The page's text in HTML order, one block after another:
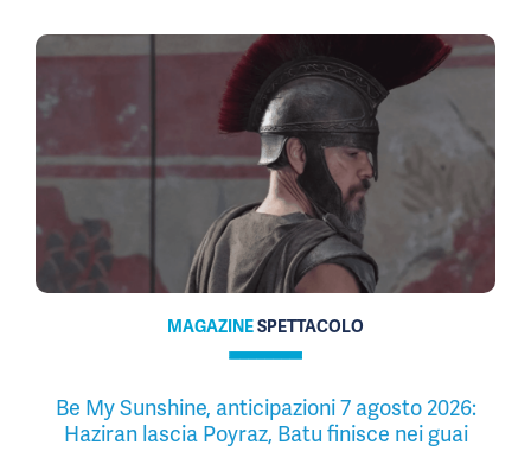
MAGAZINESPETTACOLO
Be My Sunshine, anticipazioni 7 agosto 2026:
Haziran lascia Poyraz, Batu finisce nei guai